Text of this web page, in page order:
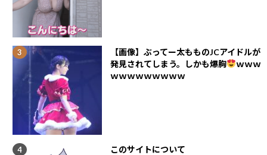
【画像】ぶってー太もものJCアイドルが
発見されてしまう。しかも爆胸
ｗｗｗ
ｗｗｗｗｗｗｗｗｗ
このサイトについて